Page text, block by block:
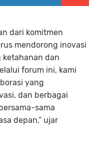
dari komitmen
mendorong inovasi
dan
forum ini, kami
yang
dan berbagai
sama
depan,” ujar